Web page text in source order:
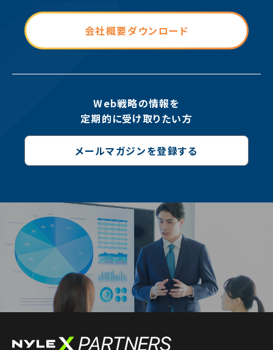
会社概要ダウンロード
Web戦略の情報を
定期的に受け取りたい方
メールマガジンを登録する